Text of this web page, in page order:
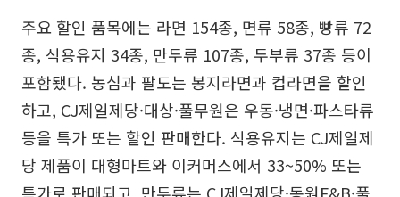
주요 할인 품목에는 라면 154종, 면류 58종, 빵류 72
종, 식용유지 34종, 만두류 107종, 두부류 37종 등이
포함됐다. 농심과 팔도는 봉지라면과 컵라면을 할인
하고, CJ제일제당·대상·풀무원은 우동·냉면·파스타류
등을 특가 또는 할인 판매한다. 식용유지는 CJ제일제
당 제품이 대형마트와 이커머스에서 33~50% 또는
특가로 판매되고, 만두류는 CJ제일제당·동원F&B·풀